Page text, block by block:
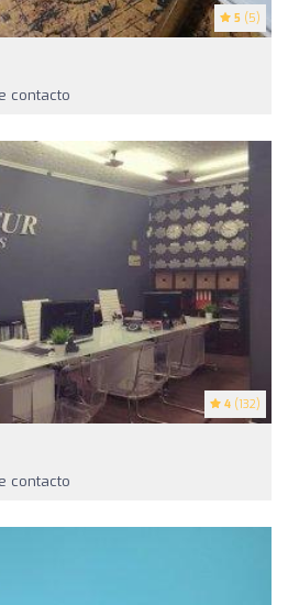
5 (5)
contacto
4 (132)
contacto